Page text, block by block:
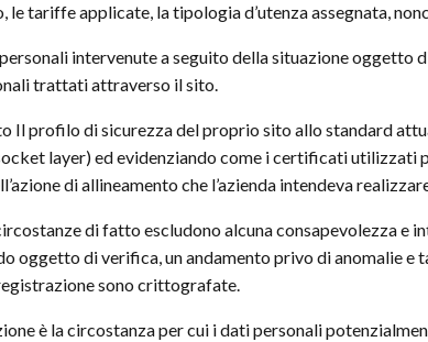
tariffe applicate, la tipologia d’utenza assegnata,
intervenute a seguito della situazione
trattati attraverso il sito.
Il profilo di sicurezza del proprio sito allo standard
layer) ed evidenziando come i certificati utilizzati
di allineamento che l’azienda intendeva
di fatto escludono alcuna consapevolezza e
oggetto di verifica, un andamento privo di anomalie e
sono crittografate.
è la circostanza per cui i dati personali